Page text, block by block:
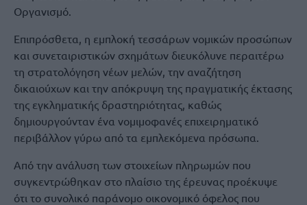
Οργανισμό.
Επιπρόσθετα, η εμπλοκή τεσσάρων νομικών προσώπων
και συνεταιριστικών σχημάτων διευκόλυνε περαιτέρω
τη στρατολόγηση νέων μελών, την αναζήτηση
δικαιούχων και την απόκρυψη της πραγματικής έκτασης
της εγκληματικής δραστηριότητας, καθώς
δημιουργούνταν ένα νομιμοφανές επιχειρηματικό
περιβάλλον γύρω από τα εμπλεκόμενα πρόσωπα.
Από την ανάλυση των στοιχείων πληρωμών που
συγκεντρώθηκαν στο πλαίσιο της έρευνας προέκυψε
ότι το συνολικό παράνομο οικονομικό όφελος που